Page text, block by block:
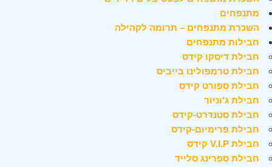
מתנפחים
השכרת מתנפחים – תרומה לקהילה
חבילות מתנפחים
חבילת דיסקו קידס
חבילת טרמפולינו בייביס
חבילת ספורט קידס
חבילת ג'וניור
חבילת סטנדרט-קידס
חבילת פרימיום-קידס
חבילת V.I.P קידס
חבילת ספרינג סלייד